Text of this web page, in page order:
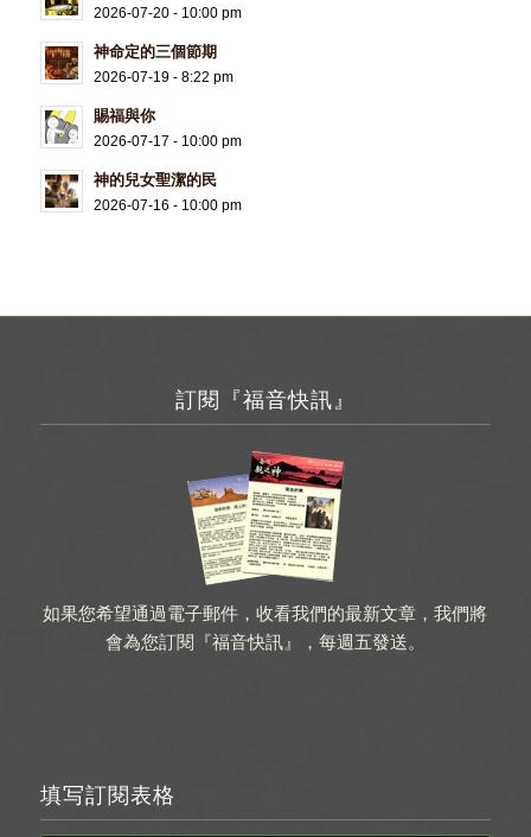
2026-07-20 - 10:00 pm
神命定的三個節期
2026-07-19 - 8:22 pm
賜福與你
2026-07-17 - 10:00 pm
神的兒女聖潔的民
2026-07-16 - 10:00 pm
訂閱『福音快訊』
如果您希望通過電子郵件，收看我們的最新文章，我們將
會為您訂閱『福音快訊』，每週五發送。
填写訂閱表格